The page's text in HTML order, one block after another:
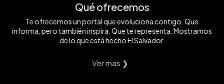
Qué ofrecemos
Te ofrecemos un portal que evoluciona contigo. Que
informa, pero también inspira. Que te representa. Mostramos
de lo que está hecho El Salvador.
Ver mas ❯